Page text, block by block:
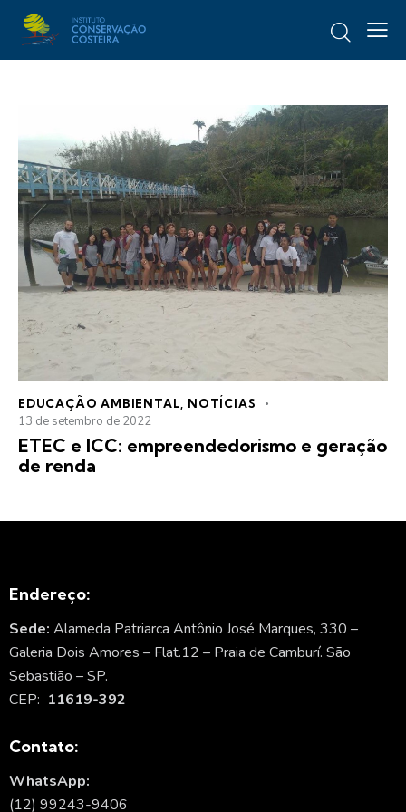
EDUCAÇÃO AMBIENTAL, NOTÍCIAS
13 de setembro de 2022
ETEC e ICC: empreendedorismo e geração
de renda
Endereço:
Sede: Alameda Patriarca Antônio José Marques, 330 –
Galeria Dois Amores – Flat.12 – Praia de Camburí. São
Sebastião – SP.
CEP: 11619-392
Contato:
WhatsApp:
(12) 99243-9406